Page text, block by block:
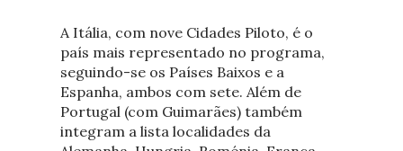
A Itália, com nove Cidades Piloto, é o
país mais representado no programa,
seguindo-se os Países Baixos e a
Espanha, ambos com sete. Além de
Portugal (com Guimarães) também
integram a lista localidades da